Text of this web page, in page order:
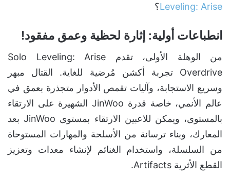
Leveling: Arise؟
انطباعات أولية: إثارة لحظية وعمق مفقود!
من الوهلة الأولى، تقدم Solo Leveling: Arise
Overdrive تجربة أكشن مُرضية للغاية. القتال مبهر
وسريع الاستجابة، وآليات تقمص الأدوار متجذرة بعمق في
عالم الأنمي، خاصة قدرة JinWoo الشهيرة على الارتقاء
بالمستوى، ويمكن للاعبين الارتقاء بمستوى JinWoo بعد
المعارك، وبناء ترسانة من الأسلحة والمهارات المستوحاة
من السلسلة، واستخدام الغنائم لإنشاء معدات وتعزيز
القطع الأثرية Artifacts.